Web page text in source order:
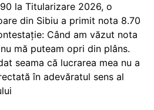
la Titularizare 2026, o
din Sibiu a primit nota 8.70
Când am văzut nota
mă puteam opri din plâns.
seama că lucrarea mea nu a
în adevăratul sens al